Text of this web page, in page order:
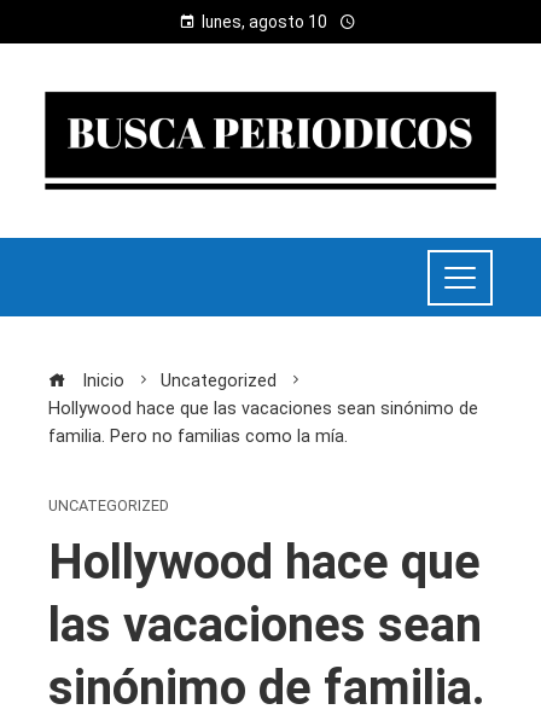
lunes, agosto 10
Inicio
Uncategorized
Hollywood hace que las vacaciones sean sinónimo de
familia. Pero no familias como la mía.
UNCATEGORIZED
Hollywood hace que
las vacaciones sean
sinónimo de familia.